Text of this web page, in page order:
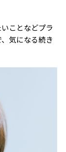
ことなどプラ
気になる続き